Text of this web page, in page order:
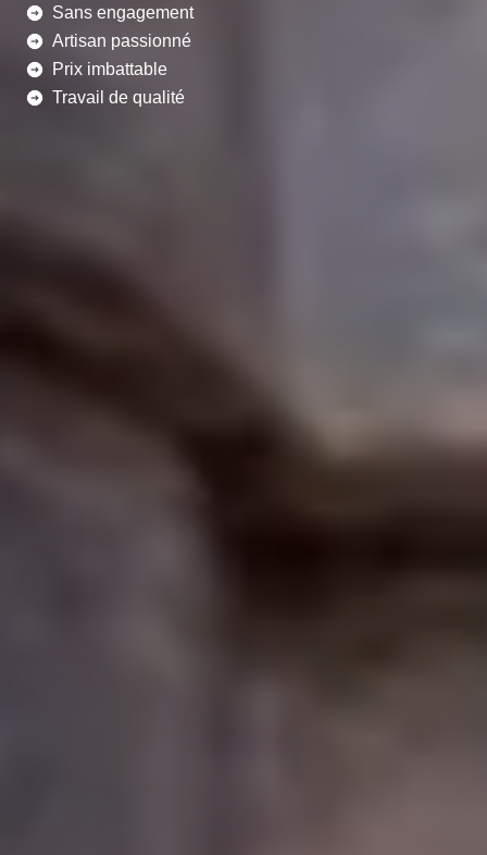
Sans engagement
Artisan passionné
Prix imbattable
Travail de qualité